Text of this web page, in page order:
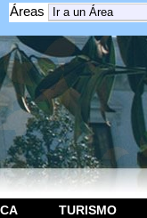
Áreas
TURISMO